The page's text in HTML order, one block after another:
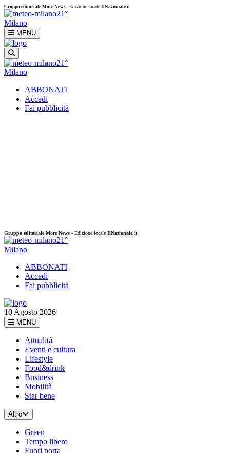
Gruppo editoriale More News - Edizione locale IlNazionale.it
21°
Milano
MENU
21°
Milano
ABBONATI
Accedi
Fai pubblicità
Gruppo editoriale More News - Edizione locale IlNazionale.it
21°
Milano
ABBONATI
Accedi
Fai pubblicità
10 Agosto 2026
MENU
Attualità
Eventi e cultura
Lifestyle
Food&drink
Business
Mobilità
Star bene
Altro
Green
Tempo libero
Fuori porta